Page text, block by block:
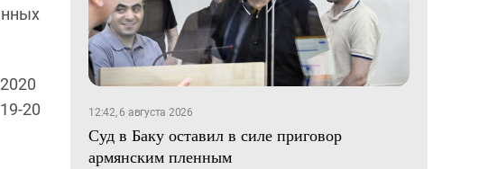
20
12:42, 6 августа 2026
Суд в Баку оставил в силе приговор
армянским пленным